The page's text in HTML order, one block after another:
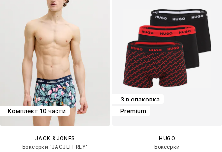
Комплект 10 части
JACK & JONES
Боксерки 'JACJEFFREY'
3 в опаковка
Premium
HUGO
Боксерки